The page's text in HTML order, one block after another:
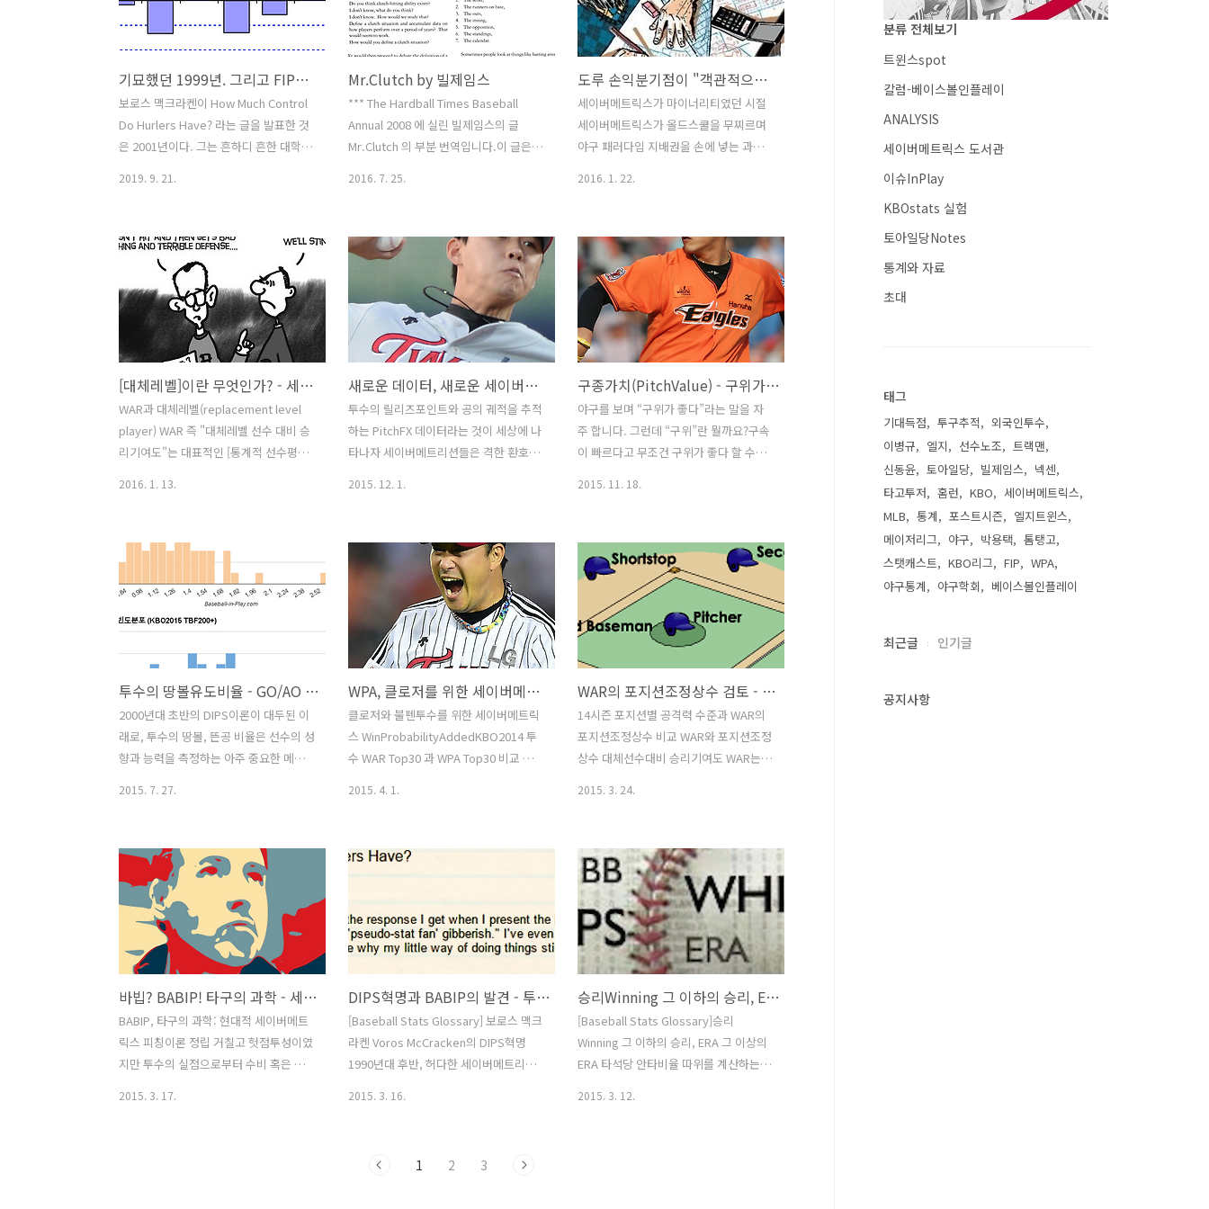
기묘했던 1999년. 그리고 FIP의 탄생
보로스 맥크라켄이 How Much Control
Do Hurlers Have? 라는 글을 발표한 것
은 2001년이다. 그는 흔하디 흔한 대학원
아간 공이 안타가 될지 아웃이 될지는 ---
투수의 능력이나 책임이 아니라, (거의)
전적으로 운이거나 또는 수비의 몫이라고
주장했다. 세이버메트릭스가 막 대중적
관심을 받던 시절이다. 주류 야구계에 대
한 영향력은 지금보다 휠씬 약했을지언정
--- 매니아들의 열정과 결기는 오히려 더
뜨거웠다. 사람들을 그의 주장을 '미쳤
다'고 일축했다. 안타를 억제하는 것이 투
수의 가장 중요한 책임이고 역할인데 ---
리그 최고의 투수나 평균이하의 투수나
2019. 9. 21.
Mr.Clutch by 빌제임스
*** The Hardball Times Baseball
Annual 2008 에 실린 빌제임스의 글
Mr.Clutch 의 부분 번역입니다.이 글은
은, 물론 장담하기 어렵습니다. ) 세이버
메트릭스 초창기 그러니까 공룡들이 아메
리칸리그 서부지구를 산책하던 그 시절
에, 우리는 근본적인 오류를 범했었다. 내
동료 하나는 어떤 글에서 “클러치히터는
존재하지 않는다”고 단언해버렸다. 사실
그때 우리는 이 문제를 제대로 다룰 만한
능력을 갖고 있지도 않았다. 우리에겐 경
기에 대한 play-by-play 데이터도 없었
다. 누구도 “아니야 클러치히터는 존재
해” 라고 반론 조차 할 수 없었다. (그들도
2016. 7. 25.
도루 손익분기점이 "객관적으로" 계산될 수 있을까
세이버메트릭스가 마이너리티였던 시절
세이버메트릭스가 올드스쿨을 무찌르며
야구 패러다임 지배권을 손에 넣는 과정
찍이 그의 [십계명] 4번째에서 “70% 이
상의 성공율이 아니면 도루하자 마라”며
갈파했고 톰 탱고와 그의 동료가 쓴
theBook은 그에 대한 거의 완벽한 이론
적 분석을 덧붙였습니다. 한국에서도 비
슷했는데, 희생번트는 결코 공격팀에 이
로운 작전이 아니며 도루 역시 상당히 높
은 성공율이 아닌 한 그렇다는 주장이 세
이버메트릭스 도입 초기에 이 새로운 아
이디어의 파격적 가치를 드러내는데 앞장
을 섰습니다. 세월이 흘렀고 MLB에서 세
지배자가 되었습니..
2016. 1. 22.
[대체레벨]이란 무엇인가? - 세이버메트릭스의 문제아 WAR
WAR과 대체레벨(replacement level
player) WAR 즉 "대체레벨 선수 대비 승
리기여도"는 대표적인 [통계적 선수평가
에 있는 지표이기도 합니다. 계산이 복잡
할수록 더 정확할 것이라는 편견과 달리,
WAR은 정확도에서 장점을 갖고 있지는
못합니다. 오히려 반대입니다. 타격, 수
비, 주루, 피칭 각각의 평가지표를 종합해
요소의 평가정확도는 조금씩 마모될 수
밖에 없습니다. 또 수비, 주루 요인의 평가
는 피칭과 타격에 비해 정확도가 떨어지
는 평가지표를 사용할 수 밖에 없기도 합
니다. 투수와 야수, 서로 다른 필딩 포지
2016. 1. 13.
새로운 데이터, 새로운 세이버메트릭스
투수의 릴리즈포인트와 공의 궤적을 추적
하는 PitchFX 데이터라는 것이 세상에 나
타나자 세이버메트리션들은 격한 환호를
고 해도 좋은 시기였습니다. 2001년 보로
스맥크라켄의 DIPS혁명은 타격 분야에
비해 다소 정체상태였던 피칭 이론의 급
격한 발전을 추동하며 새로운 10년을 열
었고, 2006년 톰탱고의 theBook 이 기대
득점(RunExpectancy) 모델을 기반으로
득점가치(RunValue) 승리확율(WPA)로
확장되는 일련의 거대통합이론을 만들어
내기까지의 과정은 정말 거칠 것이 없어
보였습니다. 그 사이 변방의 기행 또는 호
사처럼 보였던 세이버메트릭스는 오클랜
2015. 12. 1.
구종가치(PitchValue) - 구위가 좋은 공이란?
야구를 보며 “구위가 좋다”라는 말을 자
주 합니다. 그런데 “구위”란 뭘까요?구속
이 빠르다고 무조건 구위가 좋다 할 수는
분명한 것은 마찬가지입니다. 공의 움직
임 = 구위 라고 말하는 것이 의미있는 정
의가 되고 그것을 통해 투수 또는 투구를
평가하려면 다음 3가지가 성립해야 합니
다. 1) 공의 무브먼트가 좋으면 타자 상대
로 더 좋은 결과를 얻는다.2) 공의 무브먼
트를 측정할 기준이 있어야 한다. 3) 2번
의 기준을 가지고 실제로 그 양을 측정할
수 있는 수단이 있어야 한다. 이런 전체가
성립하지 못하면 “구위=무브먼트”라고
말하는 것은 “구위=구속”이라고 말하는
2015. 11. 18.
투수의 땅볼유도비율 - GO/AO 데이터로 GB% 를 구하는 방법
2000년대 초반의 DIPS이론이 대두된 이
래로, 투수의 땅볼, 뜬공 비율은 선수의 성
향과 능력을 측정하는 아주 중요한 메트
것은 그래서 아주 반갑고 고무적인 일입
니다. GB%는 투수의 특징이 드러나는 가
장 “안정적인” 메트릭스입니다. ERA는
말할 것도 없고 FIP 조차 홈런이 차지하는
비중으로 인해 신뢰할 만한 정보를 얻기
위해서는 꽤 많은 데이터 샘플 사이즈가
필요합니다. 하지만 GB%는 200타석이
나 300타석 정도의 샘플사이즈로도 통계
적으로 신뢰할 만한 데이터를 얻을 수 있
습니다. 피칭의 결과를 "타격하지 않은 결
과"(BB, SO)와 그외 나머지 타격한 결과
2015. 7. 27.
WPA, 클로저를 위한 세이버메트릭스
클로저와 불펜투수를 위한 세이버메트릭
스 WinProbabilityAddedKBO2014 투
수 WAR Top30 과 WPA Top30 비교 한현
대해 좀더 상세한 소개는 다음 링크를 참
조해주십시요. 기대득점과 득점가치
http://baseball-in-play.com/110 세이
버메트릭스는 야구경기 자체와 선수들에
대한 많은 유용한 지식을 제공합니다. 그
중 대부분은 계량적인 수치로 되어 있어
서 명확하고 객관적으로 보입니다. 하지
만 이것은 양날이 검입니다. 더 정확하고
객관..
2015. 4. 1.
WAR의 포지션조정상수 검토 - 세이버메트릭스 onKBO
14시즌 포지션별 공격력 수준과 WAR의
포지션조정상수 비교 WAR와 포지션조정
상수 대체선수대비 승리기여도 WAR는
비, 주루에 관한 평가지표들이 필요한데
수비와 주루관련 스탯이 아직은 사용불가
능하기 때문에 대체로 공격부분에 한정해
서 WAR을 계산하고 합니다. 이 경우 수비
난이도가 서로 다른 포지션 차이를 고려
하기 위해 [포지션 조정상수]를 사용합니
다. 예를들어 수비난이도가 가장 낮다고
보는 1루수의 경우 MLB에서는 -12.5점을
조정합니다. 일종이 패널티입니다. 공격
력이 높은 선수들이 적은 유격수는 MLB
기준 +7.5점을 조정합니다. 어드밴티지입
오..
2015. 3. 24.
바빕? BABIP! 타구의 과학 - 세이버메트릭스 현대 피칭이론 정립
BABIP, 타구의 과학: 현대적 세이버메트
릭스 피칭이론 정립 거칠고 헛점투성이였
지만 투수의 실점으로부터 수비 혹은 행
2015. 3. 17.
DIPS혁명과 BABIP의 발견 - 투수의 책임은 어디까지?
[Baseball Stats Glossary] 보로스 맥크
라켄 Voros McCracken의 DIPS혁명
1990년대 후반, 허다한 세이버메트리션
리 청년 보로스 맥크라켄Voros
2015. 3. 16.
승리Winning 그 이하의 승리, ERA 그 이상의 ERA
[Baseball Stats Glossary]승리
Winning 그 이하의 승리, ERA 그 이상의
ERA 타석당 안타비율 따위를 계산하는
2015. 3. 12.
1 2 3
분류 전체보기
트윈스spot
칼럼-베이스볼인플레이
ANALYSIS
세이버메트릭스 도서관
이슈InPlay
KBOstats 실험
토아일당Notes
통계와 자료
초대
태그
기대득점 투구추적
외국인투수
이병규
엘지 선수노조
트랙맨
신동윤
토아일당 빌제임스
넥센
타고투저
홈런 KBO
세이버메트릭스
MLB
통계 포스트시즌
엘지트윈스
메이저리그
야구 박용택
톰탱고
스탯캐스트
KBO리그 FIP
WPA
야구통계
야구학회 베이스볼인플레이
최근글 인기글
공지사항